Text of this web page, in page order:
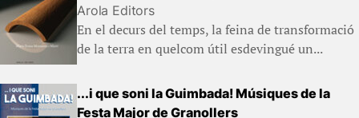
Arola Editors
En el decurs del temps, la feina de transformació
de la terra en quelcom útil esdevingué un...
...i que soni la Guimbada! Músiques de la
Festa Major de Granollers